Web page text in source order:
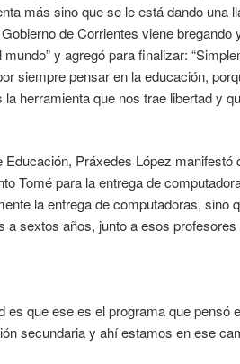
más sino que se le está dando una
de Corrientes viene
y agregó para finalizar:
siempre pensar en la educación,
herramienta que nos trae libertad y
Práxedes López manifestó
Tomé para la entrega de
la entrega de computadoras, sino
sextos años, junto a esos
es que ese es el programa que pensó
secundaria y ahí estamos en ese